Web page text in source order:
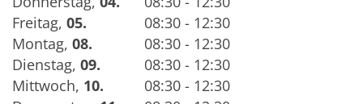
Freitag, 05.
08:30 - 12:30
Montag, 08.
08:30 - 12:30
Dienstag, 09.
08:30 - 12:30
Mittwoch, 10.
08:30 - 12:30